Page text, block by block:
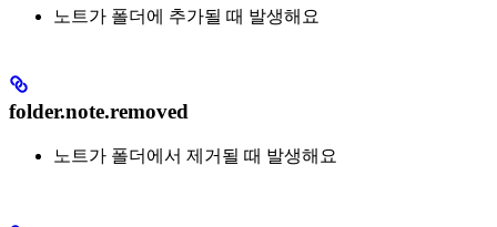
노트가 폴더에 추가될 때 발생해요
folder.note.removed
노트가 폴더에서 제거될 때 발생해요